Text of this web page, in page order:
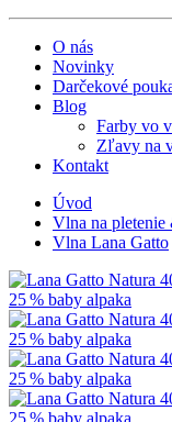
O nás
Novinky
Darčekové
Blog
Farby vo
Zľavy na
Kontakt
Úvod
Vlna na pletenie
Vlna Lana Gatto